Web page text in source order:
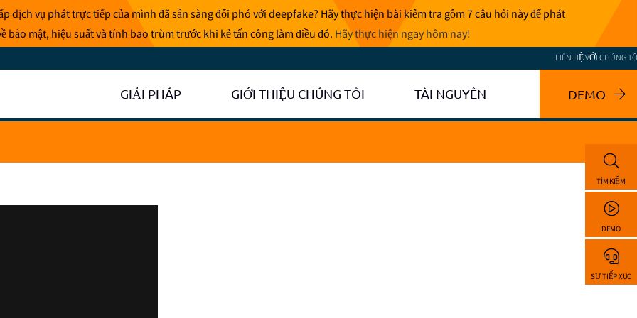
dịch vụ phát trực tiếp của mình đã sẵn sàng đối phó với deepfake? Hãy thực hiện bài kiểm tra gồm 7 câu hỏi này để phát
bảo mật, hiệu suất và tính bao trùm trước khi kẻ tấn công làm điều đó. Hãy thực hiện ngay hôm nay!
LIÊN HỆ VỚI CHÚNG
GIẢI PHÁP GIỚI THIỆU CHÚNG TÔI TÀI NGUYÊN DEMO
TÌM KIẾM
DEMO
SỰ TIẾP XÚC